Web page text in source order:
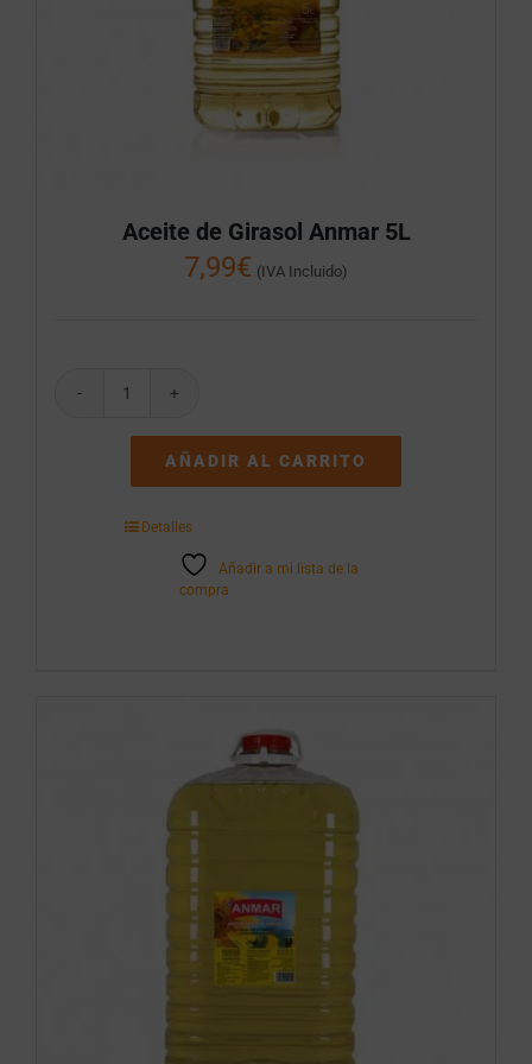
Aceite de Girasol Anmar 5L
7,99€ (IVA Incluido)
Aceite
Girasol
Anmar
cantidad
AÑADIR AL CARRITO
Detalles
Añadir a mi lista de la
compra